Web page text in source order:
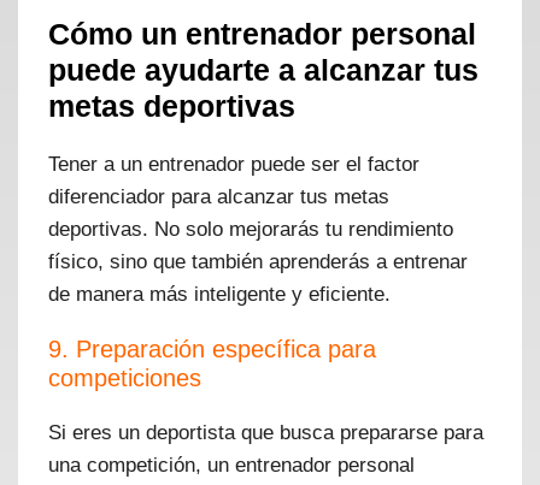
Cómo un entrenador personal
puede ayudarte a alcanzar tus
metas deportivas
Tener a un entrenador puede ser el factor
diferenciador para alcanzar tus metas
deportivas. No solo mejorarás tu rendimiento
físico, sino que también aprenderás a entrenar
de manera más inteligente y eficiente.
9. Preparación específica para
competiciones
Si eres un deportista que busca prepararse para
una competición, un entrenador personal